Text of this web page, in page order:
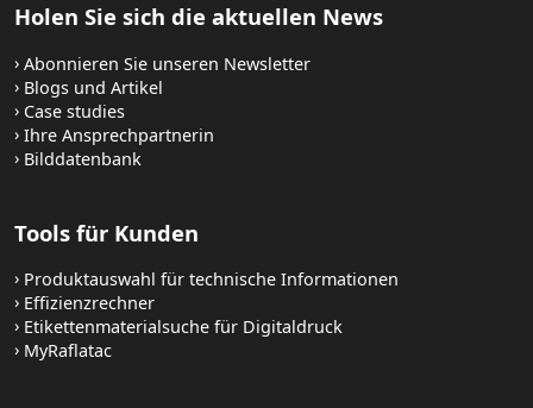
Holen Sie sich die aktuellen News
Abonnieren Sie unseren Newsletter
Blogs und Artikel
Case studies
Ihre Ansprechpartnerin
Bilddatenbank
Tools für Kunden
Produktauswahl für technische Informationen
Effizienzrechner
Etikettenmaterialsuche für Digitaldruck
MyRaflatac